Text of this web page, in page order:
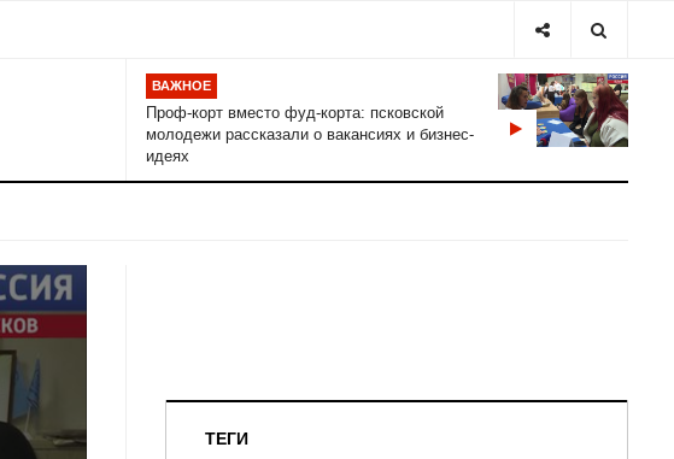
ВАЖНОЕ
Проф-корт вместо фуд-корта: псковской
молодежи рассказали о вакансиях и бизнес-
идеях
ТЕГИ